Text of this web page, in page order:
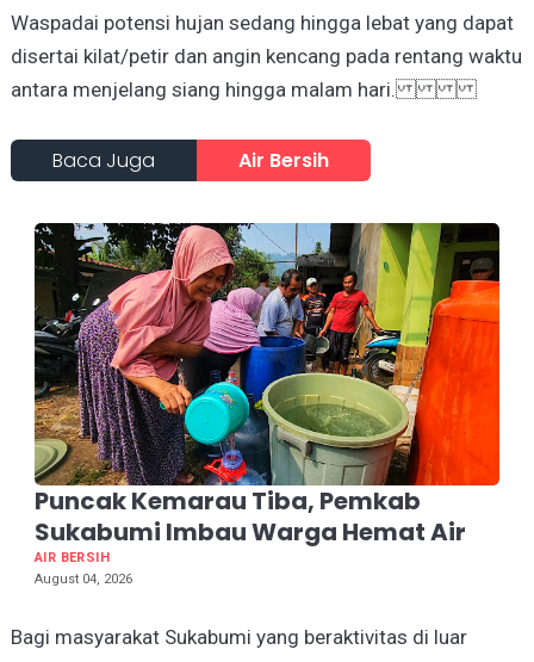
Waspadai potensi hujan sedang hingga lebat yang dapat
disertai kilat/petir dan angin kencang pada rentang waktu
antara menjelang siang hingga malam hari.
Baca Juga Air Bersih
Puncak Kemarau Tiba, Pemkab
Sukabumi Imbau Warga Hemat Air
AIR BERSIH
August 04, 2026
Bagi masyarakat Sukabumi yang beraktivitas di luar